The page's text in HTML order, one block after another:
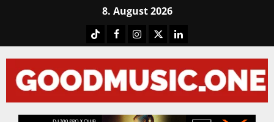
8. August 2026
TiktokFacebook
Instagram
X LinkedIN